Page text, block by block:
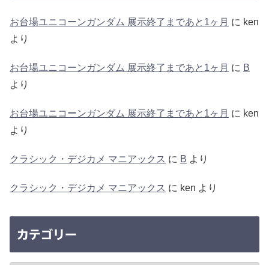
お台場ユニコーンガンダム 展示終了まであと1ヶ月 に ken
より
お台場ユニコーンガンダム 展示終了まであと1ヶ月 に B
より
お台場ユニコーンガンダム 展示終了まであと1ヶ月 に ken
より
クラシック・デジカメ マニアックス に B より
クラシック・デジカメ マニアックス に ken より
カテゴリー